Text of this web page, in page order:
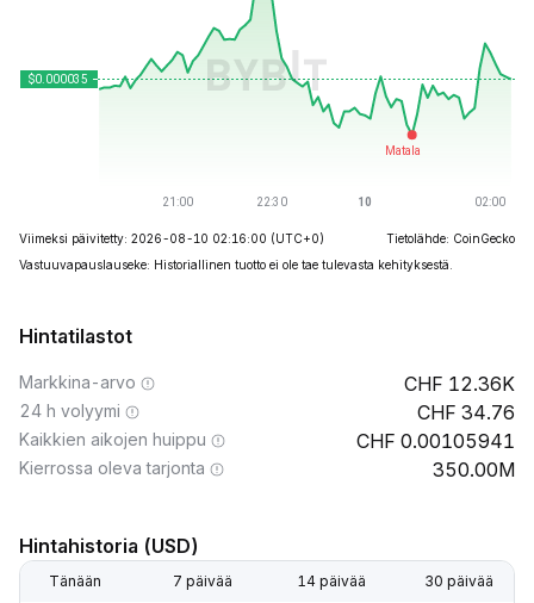
Viimeksi päivitetty: 2026-08-10 02:16:00 (UTC+0)
Tietolähde: CoinGecko
Vastuuvapauslauseke: Historiallinen tuotto ei ole tae tulevasta kehityksestä.
Hintatilastot
Markkina-arvo 12.36K
24 h volyymi 34.76
Kaikkien aikojen huippu 0.00105941
Kierrossa oleva tarjonta 350.00M
Hintahistoria (USD)
Tänään 7 päivää 14 päivää 30 päivää